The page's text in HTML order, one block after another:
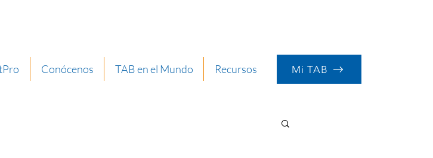
Conócenos TAB en el Mundo Recursos Mi TAB